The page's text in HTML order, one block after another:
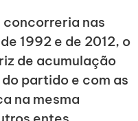
concorreria nas
1992 e de 2012, o
de acumulação
partido e com as
na mesma